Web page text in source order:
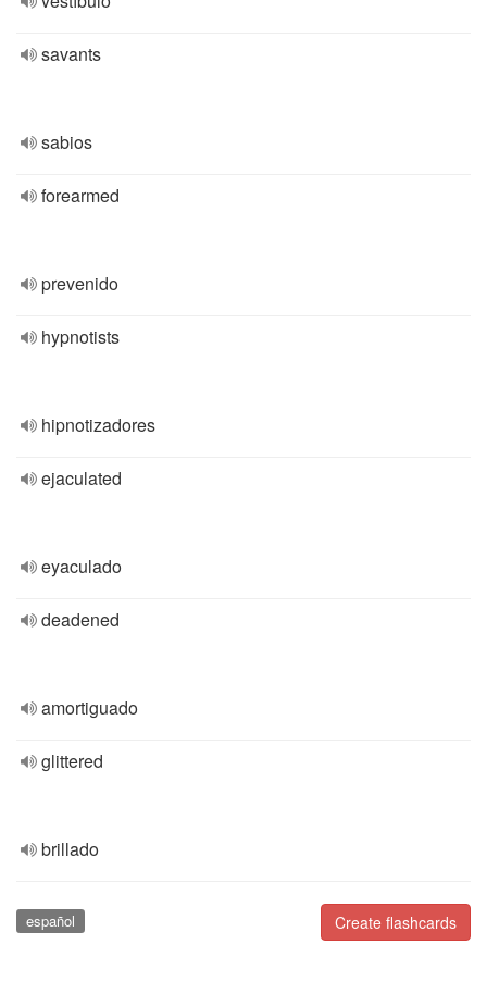
savants
sabios
forearmed
prevenido
hypnotists
hipnotizadores
ejaculated
eyaculado
deadened
amortiguado
glittered
brillado
Create flashcards
español